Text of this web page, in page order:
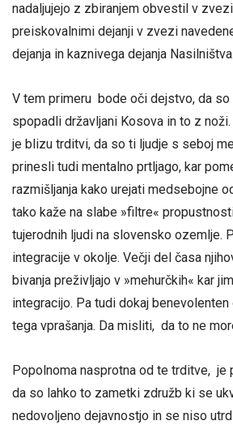
nadaljujejo z zbiranjem obvestil v
preiskovalnimi dejanji v zvezi
dejanja in kaznivega dejanja Nasilništva.
V tem primeru bode oči dejstvo, da
spopadli državljani Kosova in to z
je blizu trditvi, da so ti ljudje s seboj
prinesli tudi mentalno prtljago, kar
razmišljanja kako urejati medsebojne
tako kaže na slabe »filtre«
tujerodnih ljudi na slovensko ozemlje.
integracije v okolje. Večji del časa
bivanja preživljajo v »mehurčkih« kar
integracijo. Pa tudi dokaj
tega vprašanja. Da misliti, da to ne
Popolnoma nasprotna od te trditve, je
da so lahko to zametki združb ki se
nedovoljeno dejavnostjo in se niso